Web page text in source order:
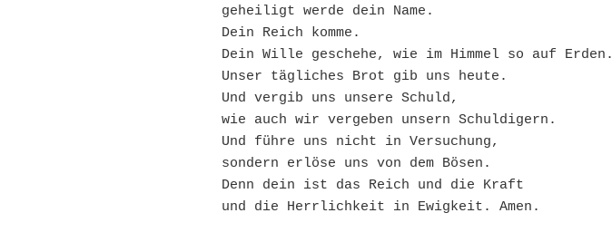
geheiligt werde dein Name.
Dein Reich komme.
Dein Wille geschehe, wie im Himmel so auf Erden.
Unser tägliches Brot gib uns heute.
Und vergib uns unsere Schuld,
wie auch wir vergeben unsern Schuldigern.
Und führe uns nicht in Versuchung,
sondern erlöse uns von dem Bösen.
Denn dein ist das Reich und die Kraft
und die Herrlichkeit in Ewigkeit. Amen.